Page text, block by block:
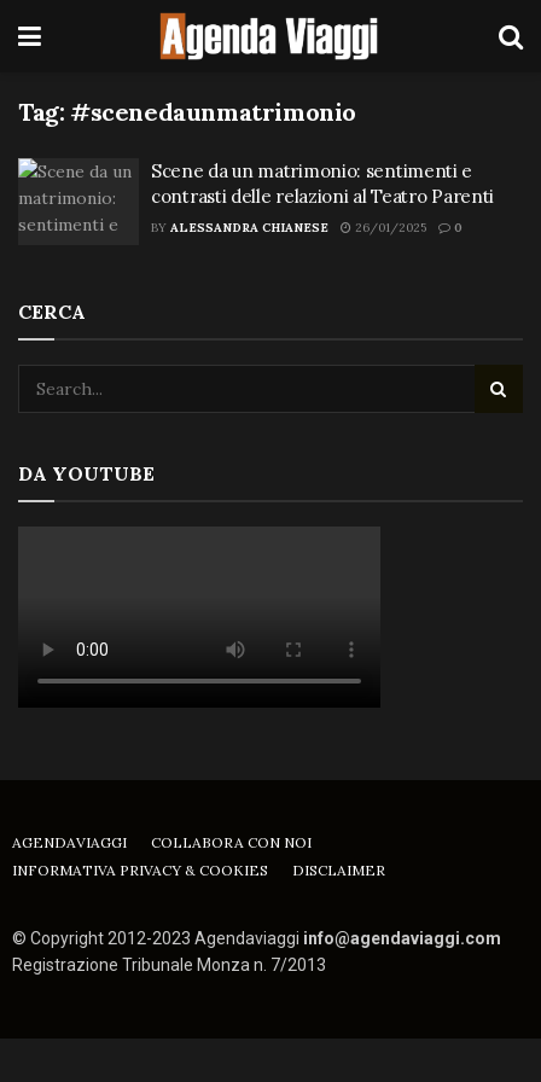
Tag: #scenedaunmatrimonio
Scene da un matrimonio: sentimenti e
contrasti delle relazioni al Teatro Parenti
BY ALESSANDRA CHIANESE 26/01/2025 0
CERCA
DA YOUTUBE
AGENDAVIAGGI
COLLABORA CON NOI
INFORMATIVA PRIVACY & COOKIES
DISCLAIMER
© Copyright 2012-2023 Agendaviaggi info@agendaviaggi.com
Registrazione Tribunale Monza n. 7/2013